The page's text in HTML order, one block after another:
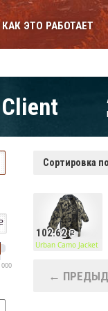
КАК ЭТО РАБОТАЕТ
000
Сортировка
102.62
Urban Camo Jacket
←